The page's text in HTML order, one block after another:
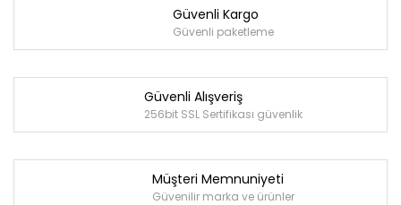
Güvenli Kargo
Güvenli paketleme
Güvenli Alışveriş
256bit SSL Sertifikası güvenlik
Müşteri Memnuniyeti
Güvenilir marka ve ürünler